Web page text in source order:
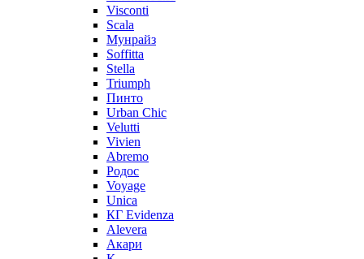
Visconti
Scala
Мунрайз
Soffitta
Stella
Triumph
Пинто
Urban Chic
Velutti
Vivien
Abremo
Родос
Voyage
Unica
КГ Evidenza
Alevera
Акари